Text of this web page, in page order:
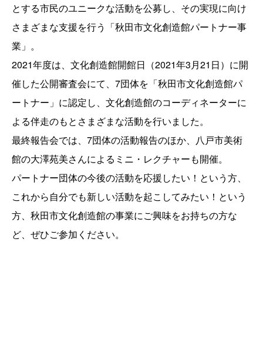
とする市民のユニークな活動を公募し、その実現に向け
さまざまな支援を行う「秋田市文化創造館パートナー事
業」。
2021年度は、文化創造館開館日（2021年3月21日）に開
催した公開審査会にて、7団体を「秋田市文化創造館パ
ートナー」に認定し、文化創造館のコーディネーターに
よる伴走のもとさまざまな活動を行いました。
最終報告会では、7団体の活動報告のほか、八戸市美術
館の大澤苑美さんによるミニ・レクチャーも開催。
パートナー団体の今後の活動を応援したい！という方、
これから自分でも新しい活動を起こしてみたい！という
方、秋田市文化創造館の事業にご興味をお持ちの方な
ど、ぜひご参加ください。